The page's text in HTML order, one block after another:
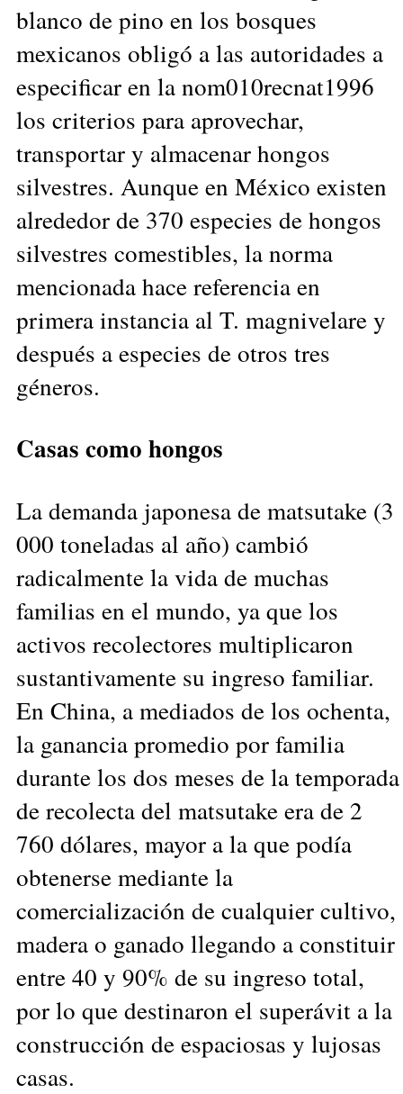
blanco de pino en los bosques
mexicanos obligó a las autoridades a
especificar en la nom010recnat1996
los criterios para aprovechar,
transportar y almacenar hongos
silvestres. Aunque en México existen
alrededor de 370 especies de hongos
silvestres comestibles, la norma
mencionada hace referencia en
primera instancia al T. magnivelare y
después a especies de otros tres
géneros.
Casas como hongos
La demanda japonesa de matsutake (3
000 toneladas al año) cambió
radicalmente la vida de muchas
familias en el mundo, ya que los
activos recolectores multiplicaron
sustantivamente su ingreso familiar.
En China, a mediados de los ochenta,
la ganancia promedio por familia
durante los dos meses de la temporada
de recolecta del matsutake era de 2
760 dólares, mayor a la que podía
obtenerse mediante la
comercialización de cualquier cultivo,
madera o ganado llegando a constituir
entre 40 y 90% de su ingreso total,
por lo que destinaron el superávit a la
construcción de espaciosas y lujosas
casas.